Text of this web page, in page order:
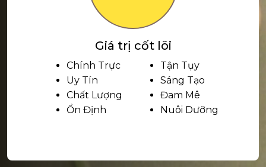
Giá trị cốt lõi
Chính Trực
Uy Tín
Chất Lượng
Ổn Định
Tận Tụy
Sáng Tạo
Đam Mê
Nuôi Dưỡng